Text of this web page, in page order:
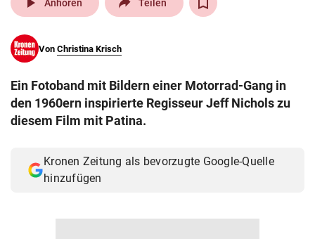
search
eingeben
© Krone Multimedia GmbH & Co KG 2026
Muthgasse 2, 1190 Wien
Anhören Teilen
Von Christina Krisch
Ein Fotoband mit Bildern einer Motorrad-Gang in
den 1960ern inspirierte Regisseur Jeff Nichols zu
diesem Film mit Patina.
Kronen Zeitung als bevorzugte Google-Quelle
hinzufügen